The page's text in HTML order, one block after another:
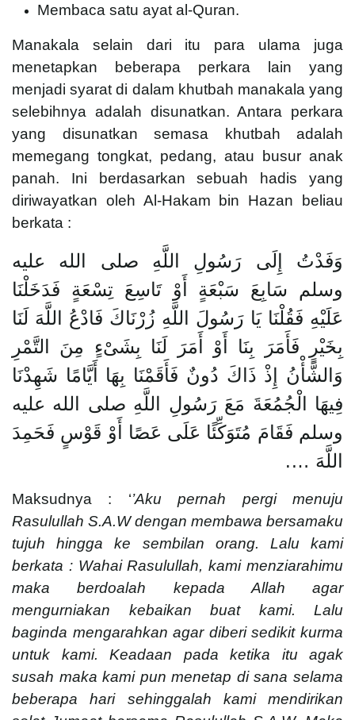
Membaca satu ayat al-Quran.
Manakala selain dari itu para ulama juga
menetapkan beberapa perkara lain yang
menjadi syarat di dalam khutbah manakala yang
selebihnya adalah disunatkan. Antara perkara
yang disunatkan semasa khutbah adalah
memegang tongkat, pedang, atau busur anak
panah. Ini berdasarkan sebuah hadis yang
diriwayatkan oleh Al-Hakam bin Hazan beliau
berkata :
وَفَدْتُ إِلَى رَسُولِ اللَّهِ صلى الله عليه
وسلم سَابِعَ سَبْعَةٍ أَوْ تَاسِعَ تِسْعَةٍ فَدَخَلْنَا
عَلَيْهِ فَقُلْنَا يَا رَسُولَ اللَّهِ زُرْنَاكَ فَادْعُ اللَّهَ لَنَا
بِخَيْرٍ فَأَمَرَ بِنَا أَوْ أَمَرَ لَنَا بِشَىْءٍ مِنَ التَّمْرِ
وَالشَّأْنُ إِذْ ذَاكَ دُونٌ فَأَقَمْنَا بِهَا أَيَّامًا شَهِدْنَا
فِيهَا الْجُمُعَةَ مَعَ رَسُولِ اللَّهِ صلى الله عليه
وسلم فَقَامَ مُتَوَكِّئًا عَلَى عَصًا أَوْ قَوْسٍ فَحَمِدَ
اللَّهَ ….
Maksudnya : ‘’Aku pernah pergi menuju
Rasulullah S.A.W dengan membawa bersamaku
tujuh hingga ke sembilan orang. Lalu kami
berkata : Wahai Rasulullah, kami menziarahimu
maka berdoalah kepada Allah agar
mengurniakan kebaikan buat kami. Lalu
baginda mengarahkan agar diberi sedikit kurma
untuk kami. Keadaan pada ketika itu agak
susah maka kami pun menetap di sana selama
beberapa hari sehinggalah kami mendirikan